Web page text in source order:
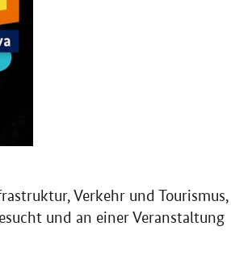
Verkehr und Tourismus,
und an einer Veranstaltung